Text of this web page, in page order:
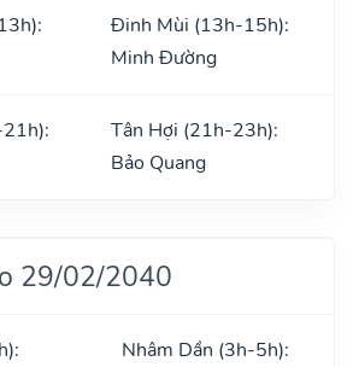
Đinh Mùi (13h-15h):
Minh Đường
Tân Hợi (21h-23h):
Bảo Quang
29/02/2040
Nhâm Dần (3h-5h):